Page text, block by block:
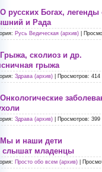
О русских Богах, легенды
и Рада
Русь Ведическая (архив)
Грыжа, сколиоз и др.
грыжа
Здрава (архив) Просмотров: 414
Онкологические
Здрава (архив) Просмотров: 399
Мы и наши дети
слышат младенцы
Просто обо всем (архив)